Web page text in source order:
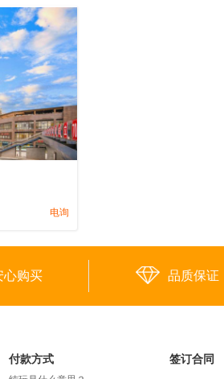
电询
心购买 品质保证
付款方式 签订合同